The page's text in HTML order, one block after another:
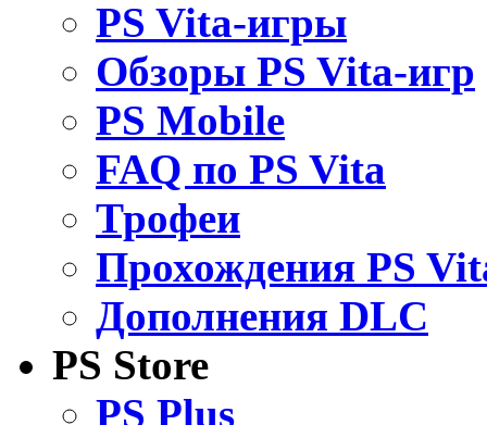
PS Vita-игры
Обзоры PS Vita-игр
PS Mobile
FAQ по PS Vita
Трофеи
Прохождения PS
Дополнения DLC
PS Store
PS Plus